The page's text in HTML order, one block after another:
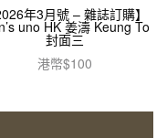
年3月號 – 雜誌訂購】
uno HK 姜濤 Keung To
封面三
港幣$100